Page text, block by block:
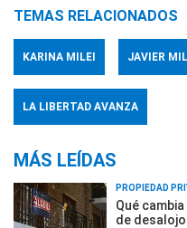
TEMAS RELACIONADOS
KARINA MILEI JAVIER
LA LIBERTAD AVANZA
MÁS LEÍDAS
PROPIEDAD
Qué
de